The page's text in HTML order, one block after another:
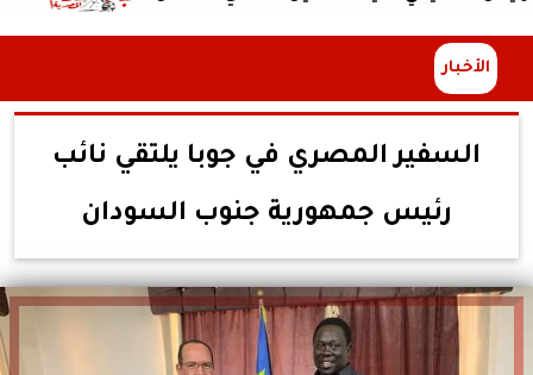
الأخبار
السفير المصري في جوبا يلتقي نائب
رئيس جمهورية جنوب السودان